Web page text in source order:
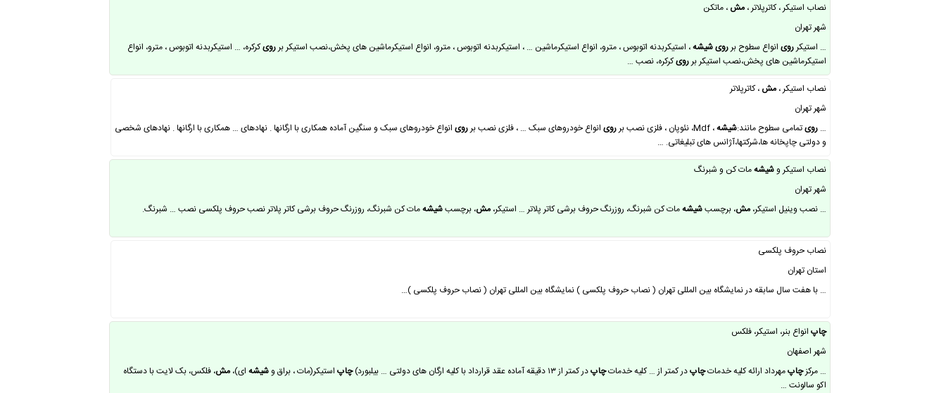
نصاب‌ استیکر‌ ، کاترپلاتر ، مش ، ماتکن
شهر تهران
… استیکرروی انواع سطوح بررویشیشه، استیکربدنه اتوبوس ، مترو، انواع استیکرماشین … ، استیکربدنه اتوبوس ، مترو، انواع استیکرماشین های پخش،نصب استیکر بررویکرکره، … استیکربدنه اتوبوس ، مترو، انواع
استیکرماشین های پخش،نصب استیکر بررویکرکره، نصب …
نصاب استیکر ، مش ، کاترپلاتر
شهر تهران
… رویتمامی سطوح مانند:شیشه، Mdf، نئوپان ، فلزی نصب بر روی انواع خودروهای سبک … ، فلزی نصب برروی انواع خودروهای سبک و سنگین آماده همکاری با ارگانها . نهادهای … همکاری با ارگانها . نهادهای شخصی
و دولتی چاپخانه ها،شرکتها،آژانس های تبلیغاتی. …
نصاب استیکر وشیشهمات کن و شبرنگ
شهر تهران
… نصب وینیل استیکر، مش، برچسبشیشهمات کن شبرنگ، روزرنگ حروف برشی کاتر پلاتر … استیکر، مش، برچسبشیشهمات کن شبرنگ، روزرنگ حروف برشی کاتر پلاتر نصب حروف پلکسی نصب … شبرنگ.
نصاب حروف پلکسی
استان تهران
… با هفت سال سابقه در نمایشگاه بین المللی تهران ( نصاب حروف پلکسی ) نمایشگاه بین المللی تهران ( نصاب حروف پلکسی )…
چاپ انواع بنر، استیکر، فلکس
شهر اصفهان
… مرکزچاپمهرداد ارائه کلیه خدماتچاپدر کمتر از … کلیه خدماتچاپدر کمتر از ۱۳ دقیقه آماده عقد قرارداد با کلیه ارگان های دولتی … بیلبورد) چاپ استیکر(مات ، براق وشیشه ای)، مش، فلکس، بک لایت با دستگاه
اکو سالونت …